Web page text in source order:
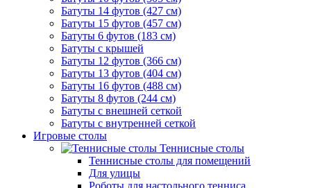
Батуты 14 футов (427 см)
Батуты 15 футов (457 см)
Батуты 6 футов (183 см)
Батуты с крышей
Батуты 12 футов (366 см)
Батуты 13 футов (404 см)
Батуты 16 футов (488 см)
Батуты 8 футов (244 см)
Батуты с внешней сеткой
Батуты с внутренней сеткой
Игровые столы
Теннисные столы
Теннисные столы для помещений
Для улицы
Роботы для настольного тенниса